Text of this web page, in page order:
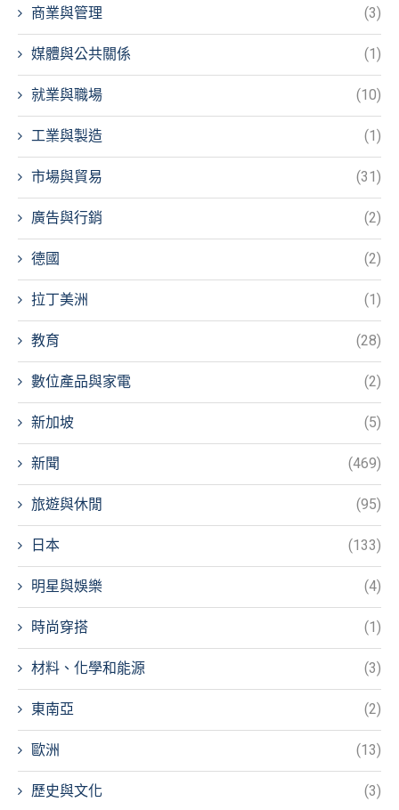
商業與管理 (3)
媒體與公共關係 (1)
就業與職場 (10)
工業與製造 (1)
市場與貿易 (31)
廣告與行銷 (2)
德國 (2)
拉丁美洲 (1)
教育 (28)
數位產品與家電 (2)
新加坡 (5)
新聞 (469)
旅遊與休閒 (95)
日本 (133)
明星與娛樂 (4)
時尚穿搭 (1)
材料、化學和能源 (3)
東南亞 (2)
歐洲 (13)
歷史與文化 (3)